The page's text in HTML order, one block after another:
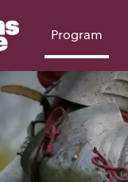
Program